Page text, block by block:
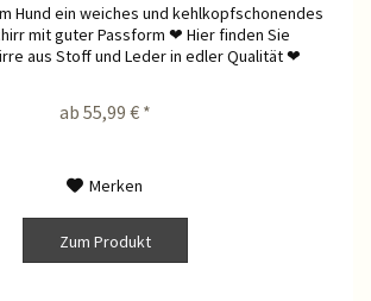
Hund ein weiches und kehlkopfschonendes
mit guter Passform ❤ Hier finden Sie
aus Stoff und Leder in edler Qualität ❤
ab 55,99 € *
Merken
Zum Produkt